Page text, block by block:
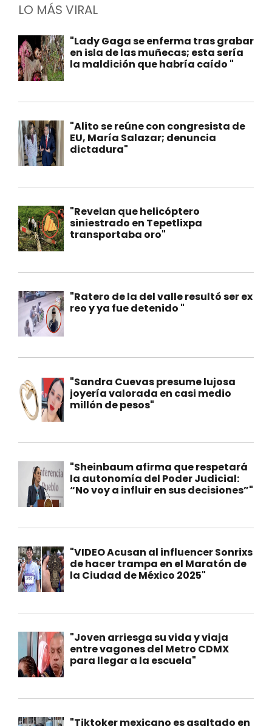
LO MÁS VIRAL
"Lady Gaga se enferma tras grabar
en isla de las muñecas; esta sería
la maldición que habría caído "
"Alito se reúne con congresista de
EU, María Salazar; denuncia
dictadura"
"Revelan que helicóptero
siniestrado en Tepetlixpa
transportaba oro"
"Ratero de la del valle resultó ser ex
reo y ya fue detenido "
"Sandra Cuevas presume lujosa
joyería valorada en casi medio
millón de pesos"
"Sheinbaum afirma que respetará
la autonomía del Poder Judicial:
“No voy a influir en sus decisiones”"
"VIDEO Acusan al influencer Sonrixs
de hacer trampa en el Maratón de
la Ciudad de México 2025"
"Joven arriesga su vida y viaja
entre vagones del Metro CDMX
para llegar a la escuela"
"Tiktoker mexicano es asaltado en